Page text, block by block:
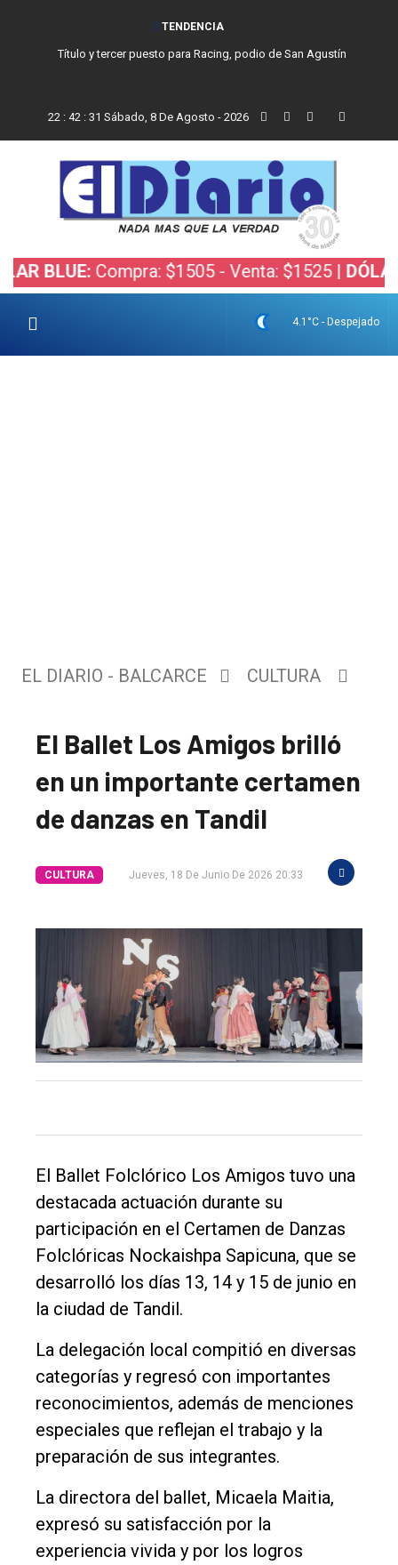
TENDENCIA
Título y tercer puesto para Racing, podio de San Agustín
22 : 42 : 32 Sábado, 8 De Agosto - 2026
Compra: $1505 - Venta: $1525 |DÓLAR
4.1°C - Despejado
El
único
DIARIO
Balcarce
Inicio
Tendencia
Int.
General
EL DIARIO - BALCARCE CULTURA
El Ballet Los Amigos brilló
en un importante certamen
de danzas en Tandil
CULTURA Jueves, 18 De Junio De 2026 20:33
El Ballet Folclórico Los Amigos tuvo una
destacada actuación durante su
participación en el Certamen de Danzas
Folclóricas Nockaishpa Sapicuna, que se
desarrolló los días 13, 14 y 15 de junio en
la ciudad de Tandil.
La delegación local compitió en diversas
categorías y regresó con importantes
reconocimientos, además de menciones
especiales que reflejan el trabajo y la
preparación de sus integrantes.
La directora del ballet, Micaela Maitia,
expresó su satisfacción por la
experiencia vivida y por los logros